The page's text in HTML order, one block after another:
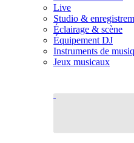
Live
Studio &
Éclairage & scène
Équipement DJ
Instruments de
Jeux musicaux